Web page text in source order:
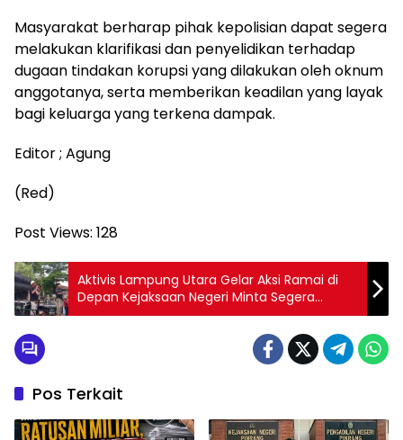
Masyarakat berharap pihak kepolisian dapat segera
melakukan klarifikasi dan penyelidikan terhadap
dugaan tindakan korupsi yang dilakukan oleh oknum
anggotanya, serta memberikan keadilan yang layak
bagi keluarga yang terkena dampak.
Editor ; Agung
(Red)
Post Views: 128
Aktivis Lampung Utara Gelar Aksi Ramai di
Depan Kejaksaan Negeri Minta Segera
Menetapkan Tersangka Skandal Dana Hibah
Pos Terkait